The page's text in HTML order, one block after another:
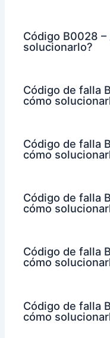
Código B0028
solucionarlo?
Código de falla
cómo
Código de falla
cómo
Código de falla
cómo
Código de falla
cómo
Código de falla
cómo